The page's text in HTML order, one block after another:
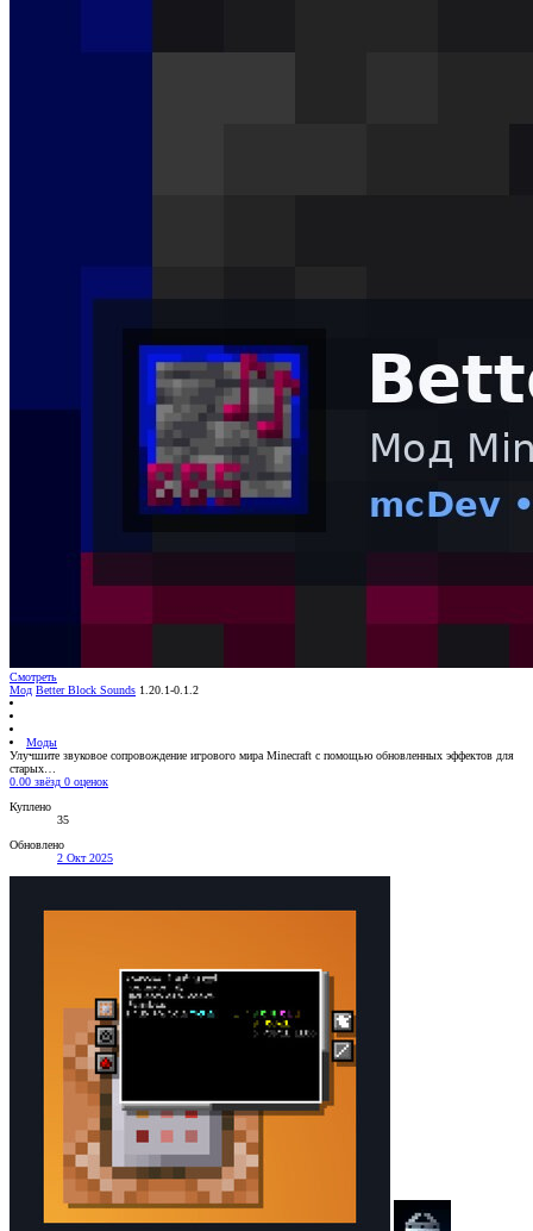
Смотреть
Мод Better Block Sounds 1.20.1-0.1.2
Моды
Улучшите звуковое сопровождение игрового мира Minecraft с помощью обновленных эффектов для
старых…
0.00 звёзд 0 оценок
Куплено
35
Обновлено
2 Окт 2025